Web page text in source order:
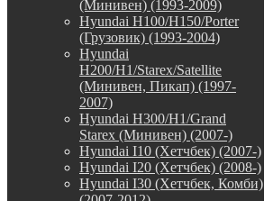
(Минивен) (1993-2009)
Hyundai H100/H150/Porter
(Грузовик) (1993-2004)
Hyundai
H200/H1/Starex/Satellite
(Минивен, Пикап) (1997-
2007)
Hyundai H300/H1/Grand
Starex (Минивен) (2007-)
Hyundai I10 (Хетчбек) (2007-)
Hyundai I20 (Хетчбек) (2008-)
Hyundai I30 (Хетчбек, Комби)